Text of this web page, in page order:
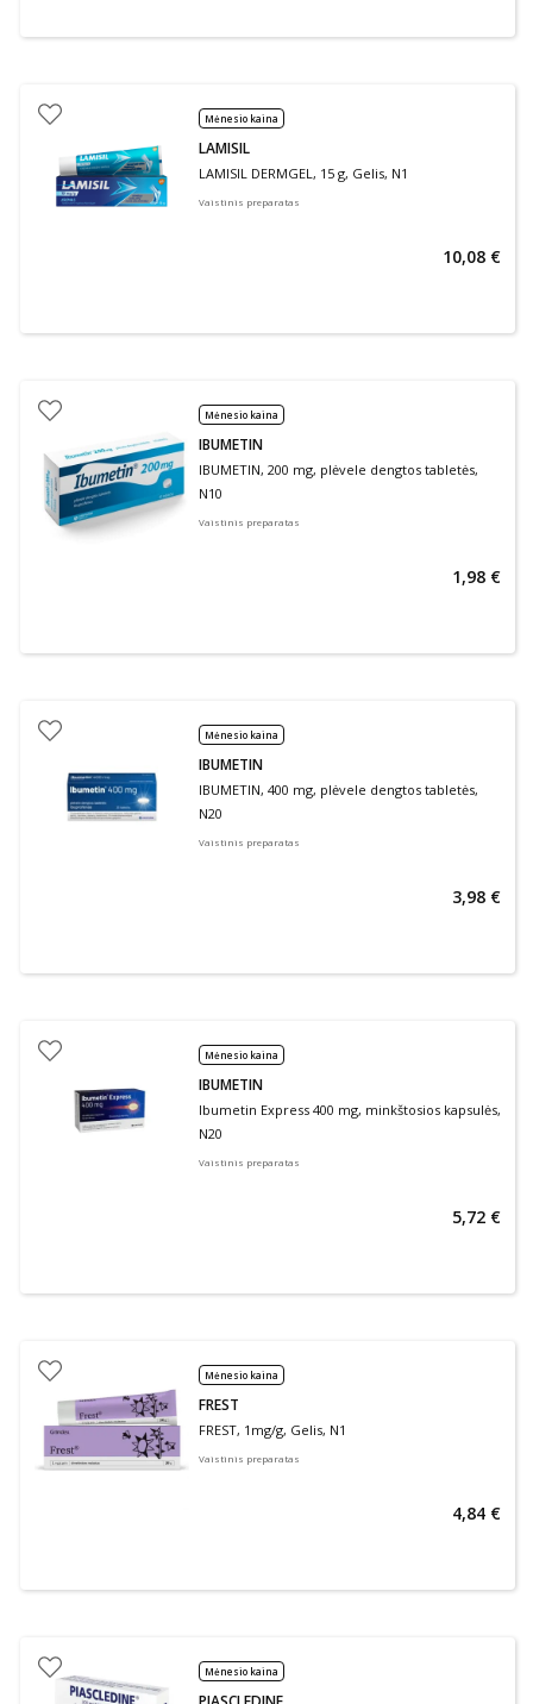
Mėnesio kaina
LAMISIL
LAMISIL DERMGEL, 15 g, Gelis, N1
Vaistinis preparatas
10,08 €
Mėnesio kaina
IBUMETIN
IBUMETIN, 200 mg, plėvele dengtos tabletės,
N10
Vaistinis preparatas
1,98 €
Mėnesio kaina
IBUMETIN
IBUMETIN, 400 mg, plėvele dengtos tabletės,
N20
Vaistinis preparatas
3,98 €
Mėnesio kaina
IBUMETIN
Ibumetin Express 400 mg, minkštosios kapsulės,
N20
Vaistinis preparatas
5,72 €
Mėnesio kaina
FREST
FREST, 1mg/g, Gelis, N1
Vaistinis preparatas
4,84 €
Mėnesio kaina